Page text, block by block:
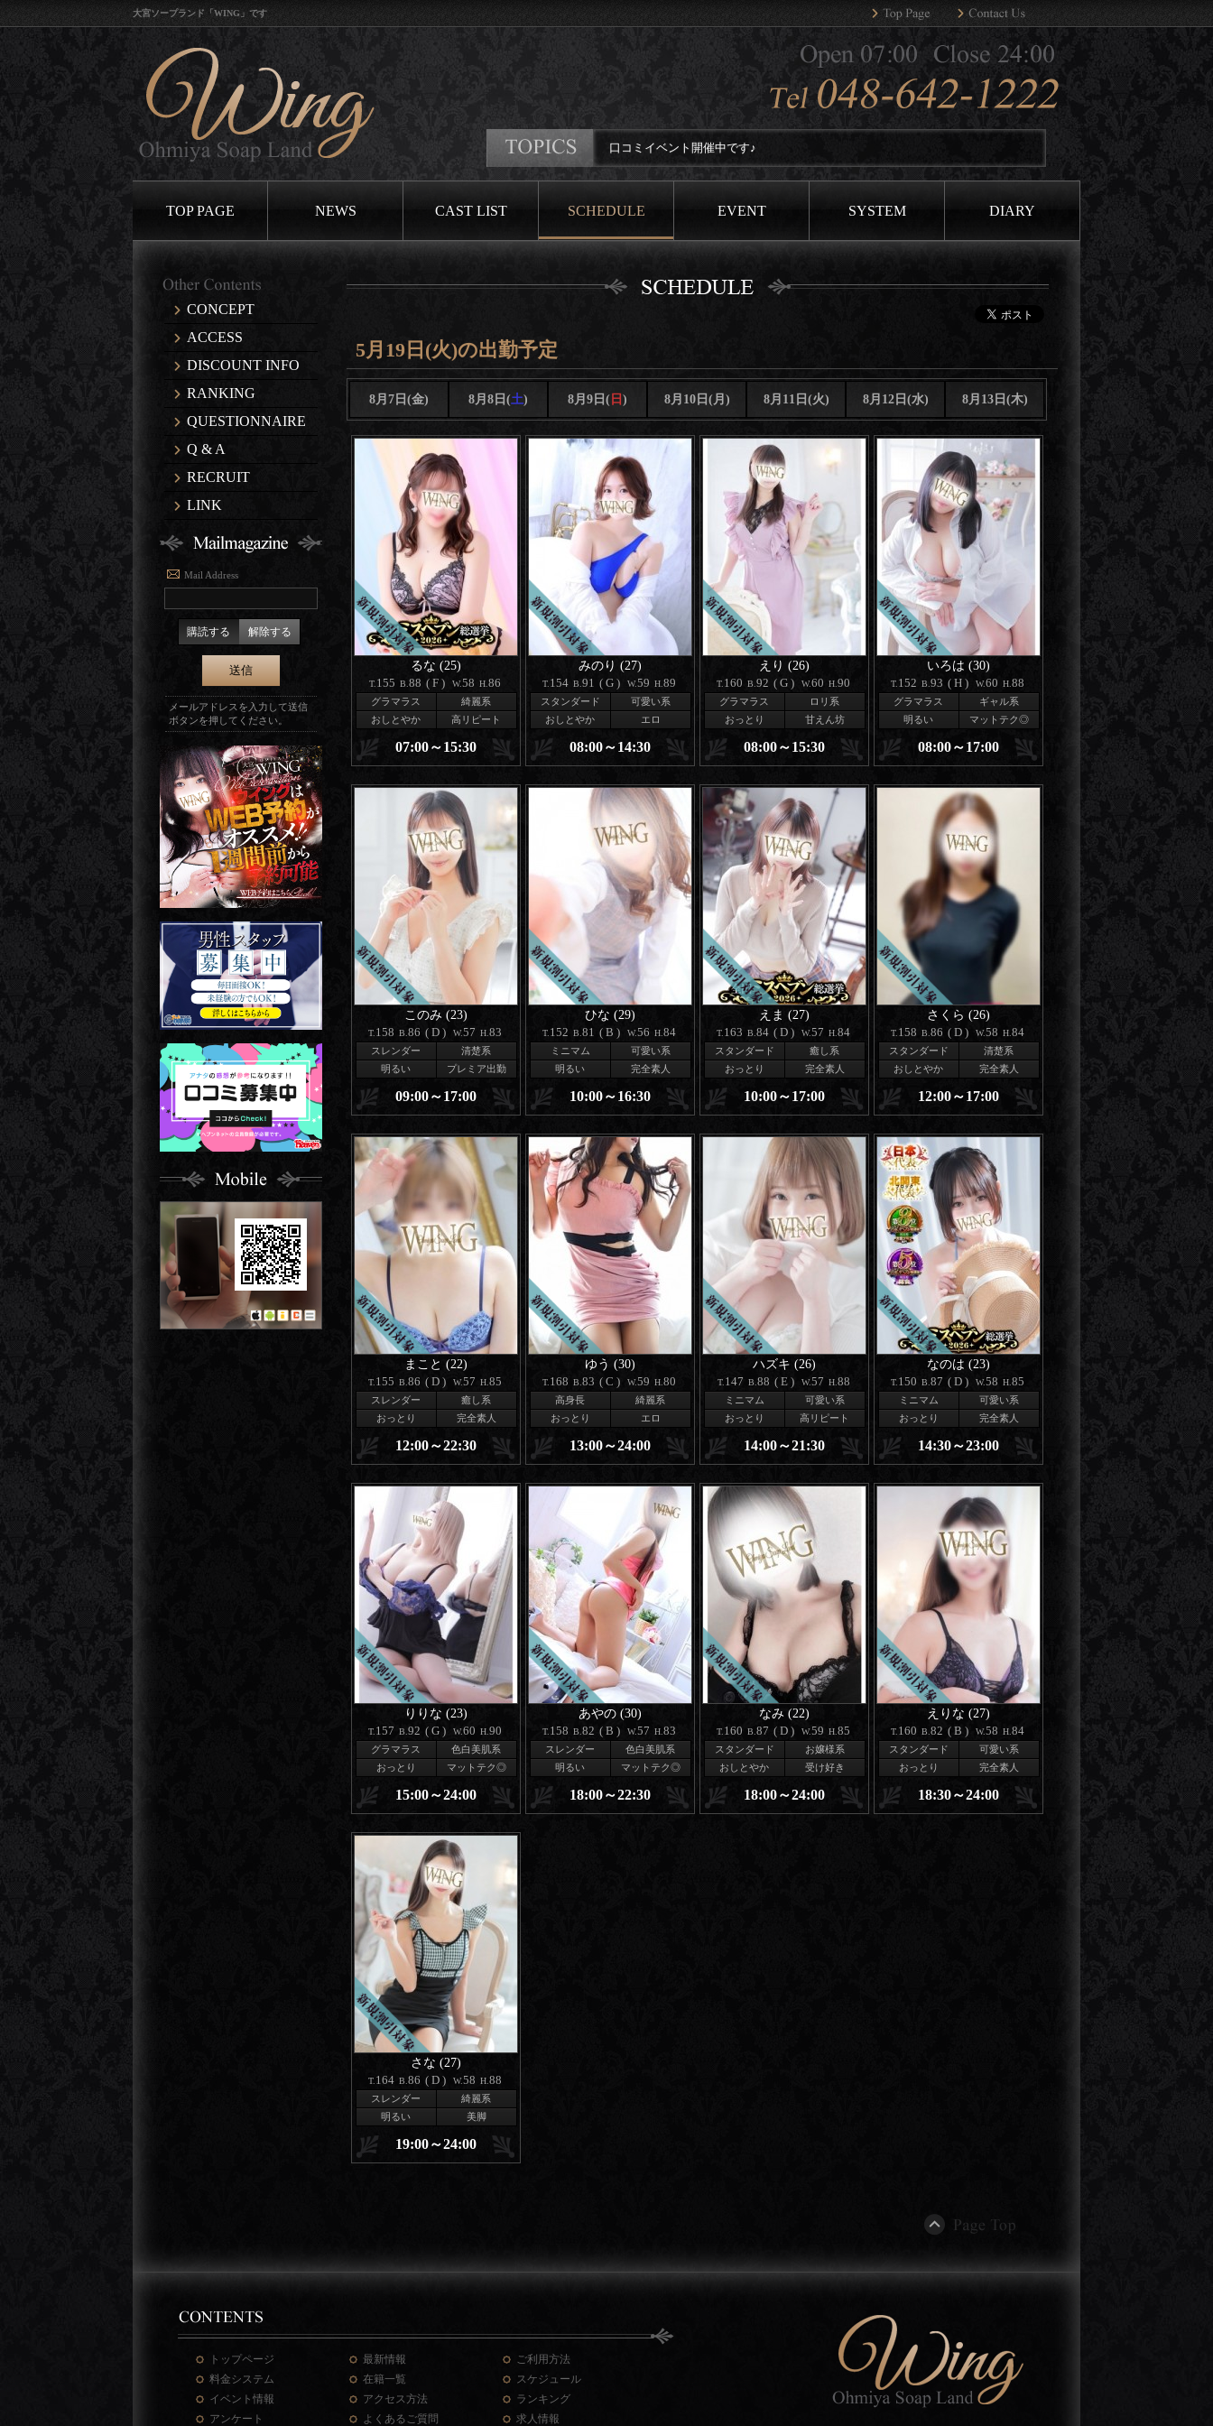
大宮ソープランド「WING」です
口コミイベント開催中です♪
TOP PAGE NEWS CAST LIST SCHEDULE EVENT SYSTEM DIARY
CONCEPT
ACCESS
DISCOUNT INFO
RANKING
QUESTIONNAIRE
Q & A
RECRUIT
LINK
Mail Address
購読する 解除する
メールアドレスを入力して送信
ボタンを押してください。
5月19日(火)の出勤予定
8月7日(金) 8月8日(土) 8月9日(日) 8月10日(月) 8月11日(火) 8月12日(水) 8月13日(木)
るな (25)
T. 155 B. 88 (F) W.58 H. 86
グラマラス
綺麗系
おしとやか
高リピート
07:00～15:30
みのり (27)
T. 154 B. 91 (G) W.59 H. 89
スタンダード
可愛い系
おしとやか
エロ
08:00～14:30
えり (26)
T. 160 B. 92 (G) W.60 H. 90
グラマラス
ロリ系
おっとり
甘えん坊
08:00～15:30
いろは (30)
T. 152 B. 93 (H) W.60 H. 88
グラマラス
ギャル系
明るい
マットテク◎
08:00～17:00
このみ (23)
T. 158 B. 86 (D) W.57 H. 83
スレンダー
清楚系
明るい
プレミア出勤
09:00～17:00
ひな (29)
T. 152 B. 81 (B) W.56 H. 84
ミニマム
可愛い系
明るい
完全素人
10:00～16:30
えま (27)
T. 163 B. 84 (D) W.57 H. 84
スタンダード
癒し系
おっとり
完全素人
10:00～17:00
さくら (26)
T. 158 B. 86 (D) W.58 H. 84
スタンダード
清楚系
おしとやか
完全素人
12:00～17:00
まこと (22)
T. 155 B. 86 (D) W.57 H. 85
スレンダー
癒し系
おっとり
完全素人
12:00～22:30
ゆう (30)
T. 168 B. 83 (C) W.59 H. 80
高身長
綺麗系
おっとり
エロ
13:00～24:00
ハズキ (26)
T. 147 B. 88 (E) W.57 H. 88
ミニマム
可愛い系
おっとり
高リピート
14:00～21:30
なのは (23)
T. 150 B. 87 (D) W.58 H. 85
ミニマム
可愛い系
おっとり
完全素人
14:30～23:00
りりな (23)
T. 157 B. 92 (G) W.60 H. 90
グラマラス
色白美肌系
おっとり
マットテク◎
15:00～24:00
あやの (30)
T. 158 B. 82 (B) W.57 H. 83
スレンダー
色白美肌系
明るい
マットテク◎
18:00～22:30
なみ (22)
T. 160 B. 87 (D) W.59 H. 85
スタンダード
お嬢様系
おしとやか
受け好き
18:00～24:00
えりな (27)
T. 160 B. 82 (B) W.58 H. 84
スタンダード
可愛い系
おっとり
完全素人
18:30～24:00
さな (27)
T. 164 B. 86 (D) W.58 H. 88
スレンダー
綺麗系
明るい
美脚
19:00～24:00
トップページ 最新情報
ご利用方法
料金システム
在籍一覧
スケジュール
イベント情報
アクセス方法
ランキング
アンケート
よくあるご質問 求人情報